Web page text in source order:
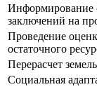
Информирование
заключений на
Проведение
остаточного
Перерасчет
Социальная